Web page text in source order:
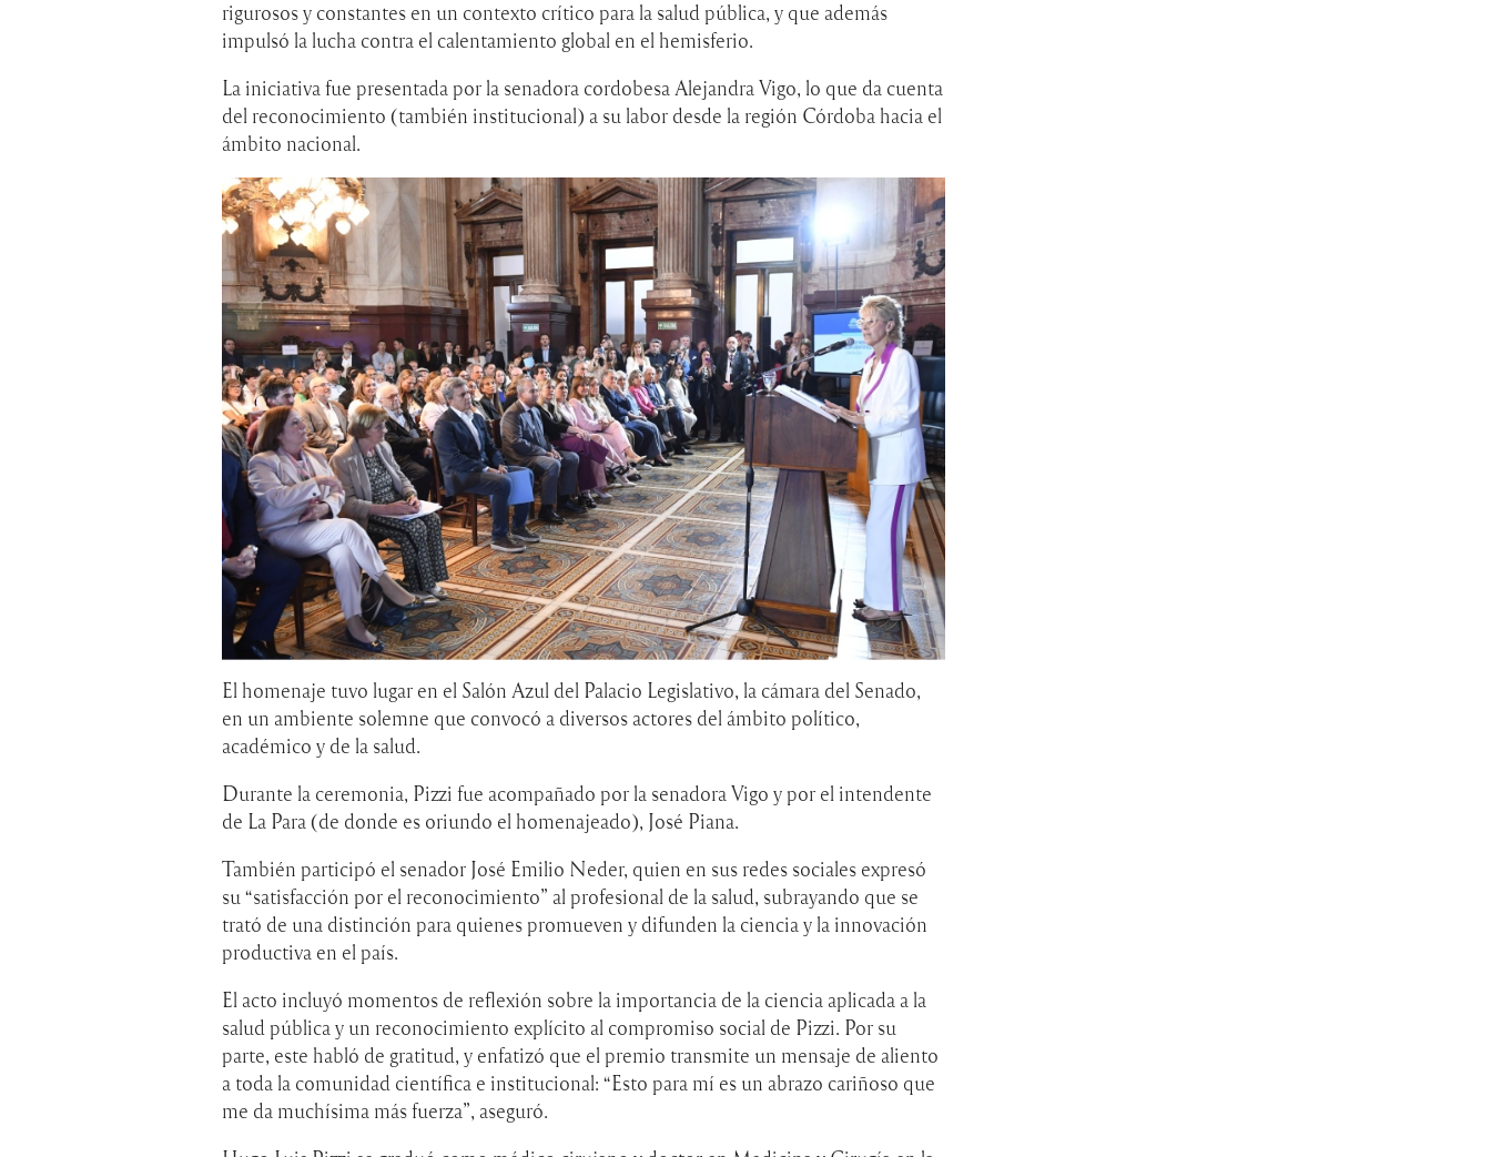
rigurosos y constantes en un contexto crítico para la salud pública, y que además
impulsó la lucha contra el calentamiento global en el hemisferio.
La iniciativa fue presentada por la senadora cordobesa Alejandra Vigo, lo que da cuenta
del reconocimiento (también institucional) a su labor desde la región Córdoba hacia el
ámbito nacional.
El homenaje tuvo lugar en el Salón Azul del Palacio Legislativo, la cámara del Senado,
en un ambiente solemne que convocó a diversos actores del ámbito político,
académico y de la salud.
Durante la ceremonia, Pizzi fue acompañado por la senadora Vigo y por el intendente
de La Para (de donde es oriundo el homenajeado), José Piana.
También participó el senador José Emilio Neder, quien en sus redes sociales expresó
su “satisfacción por el reconocimiento” al profesional de la salud, subrayando que se
trató de una distinción para quienes promueven y difunden la ciencia y la innovación
productiva en el país.
El acto incluyó momentos de reflexión sobre la importancia de la ciencia aplicada a la
salud pública y un reconocimiento explícito al compromiso social de Pizzi. Por su
parte, este habló de gratitud, y enfatizó que el premio transmite un mensaje de aliento
a toda la comunidad científica e institucional: “Esto para mí es un abrazo cariñoso que
me da muchísima más fuerza”, aseguró.